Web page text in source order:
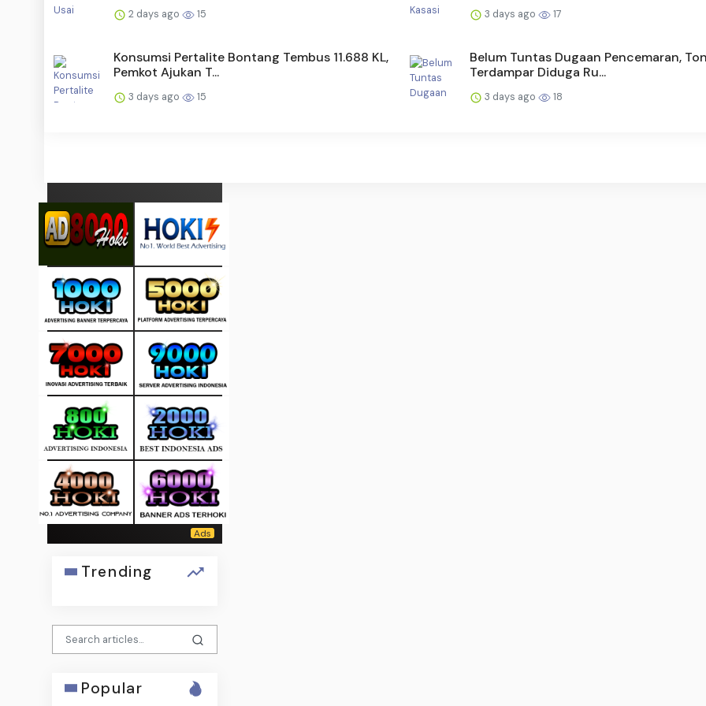
2 days ago 15 3 days ago 17
Konsumsi Pertalite Bontang Tembus 11.688 KL,
Pemkot Ajukan T...
3 days ago 15
Belum Tuntas Dugaan Pencemaran,
Terdampar Diduga Ru...
3 days ago 18
Trending
Popular